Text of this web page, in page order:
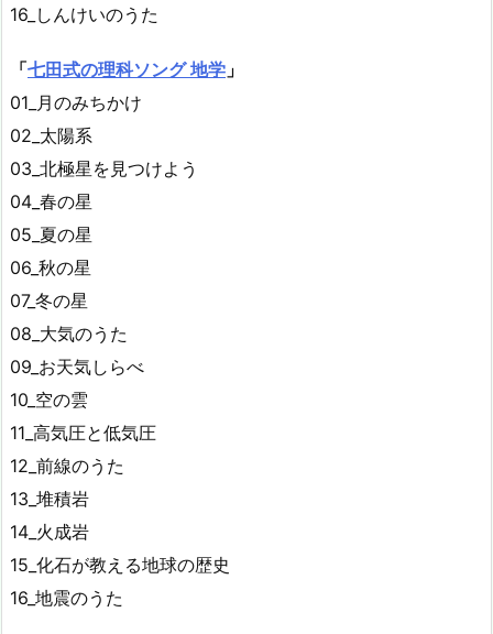
16_しんけいのうた
「七田式の理科ソング 地学 」
01_月のみちかけ
02_太陽系
03_北極星を見つけよう
04_春の星
05_夏の星
06_秋の星
07_冬の星
08_大気のうた
09_お天気しらべ
10_空の雲
11_高気圧と低気圧
12_前線のうた
13_堆積岩
14_火成岩
15_化石が教える地球の歴史
16_地震のうた